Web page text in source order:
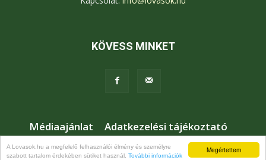
Megértettem
A Lovasok.hu a megfelelő felhasználói élmény és személyre
szabott tartalom érdekében sütiket használ. További információk
KÖVESS MINKET
Médiaajánlat
Adatkezelési tájékoztató
Jogi nyilatkozat
Karrier Kapcsolat